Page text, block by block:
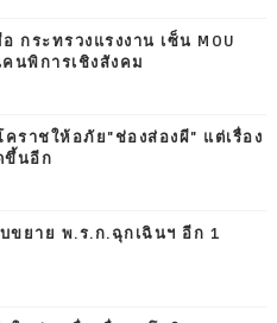
กระทรวงแรงงาน เซ็น MOU
นพิการเชิงสังคม
คราชให้อภัย"ช่องส่องผี" แต่เรื่อง
ขึ้นอีก
ขยาย พ.ร.ก.ฉุกเฉินฯ อีก 1